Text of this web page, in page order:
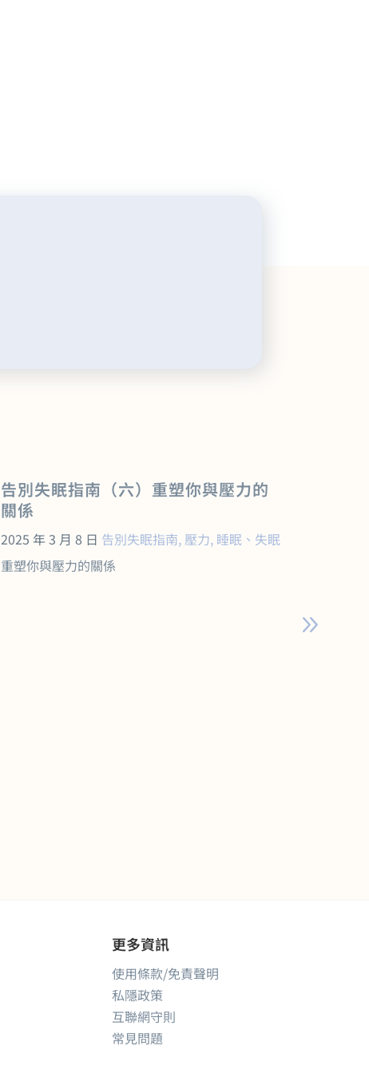
告別失眠指南（六）重塑你與壓力的
關係
2025 年 3 月 8 日 告別失眠指南, 壓力, 睡眠、失眠
重塑你與壓力的關係
更多資訊
使用條款/免責聲明
私隱政策
互聯網守則
常見問題